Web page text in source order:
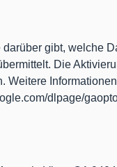
gibt, welche
Die
dlpage/